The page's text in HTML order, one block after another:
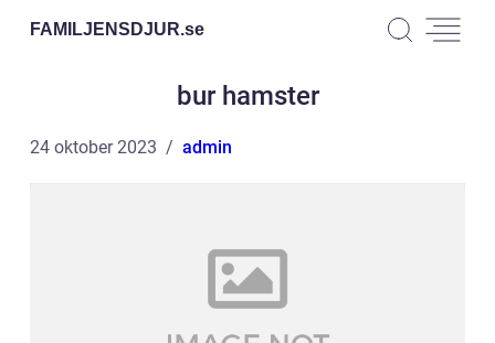
FAMILJENSDJUR.se
bur hamster
24 oktober 2023 admin